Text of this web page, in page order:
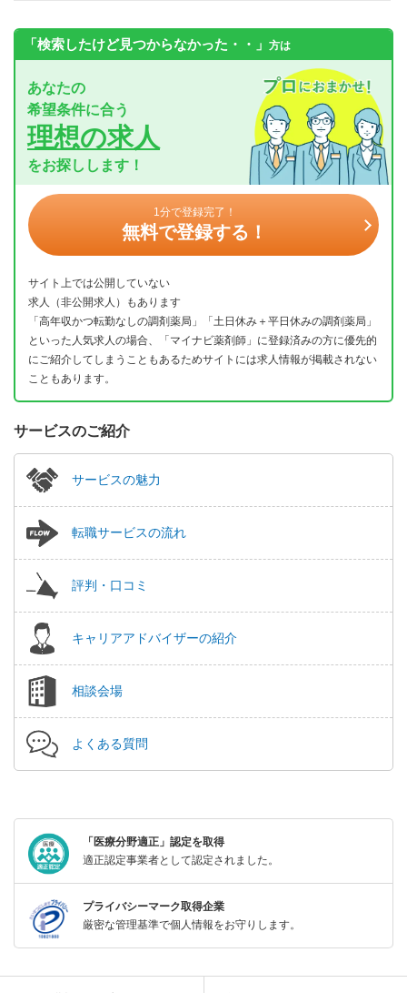
「検索したけど見つからなかった・・」 方は
あなたの
希望条件に合う
理想の求人
をお探しします！
1分で登録完了！
無料で登録する！
サイト上では公開していない
求人（非公開求人）もあります
「高年収かつ転勤なしの調剤薬局」「土日休み＋平日休みの調剤薬局」
といった人気求人の場合、「マイナビ薬剤師」に登録済みの方に優先的
にご紹介してしまうこともあるためサイトには求人情報が掲載されない
こともあります。
サービスのご紹介
サービスの魅力
転職サービスの流れ
評判・口コミ
キャリアアドバイザーの紹介
相談会場
よくある質問
「医療分野適正」認定を取得
適正認定事業者として認定されました。
プライバシーマーク取得企業
厳密な管理基準で個人情報をお守りします。